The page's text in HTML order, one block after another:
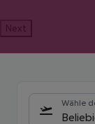
Next
Wähle